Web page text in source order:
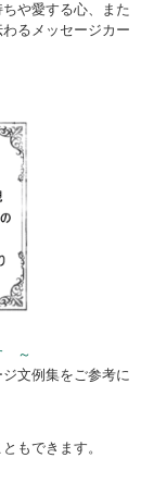
や愛する心、また
るメッセージカー
～
文例集をご参考に
もできます。